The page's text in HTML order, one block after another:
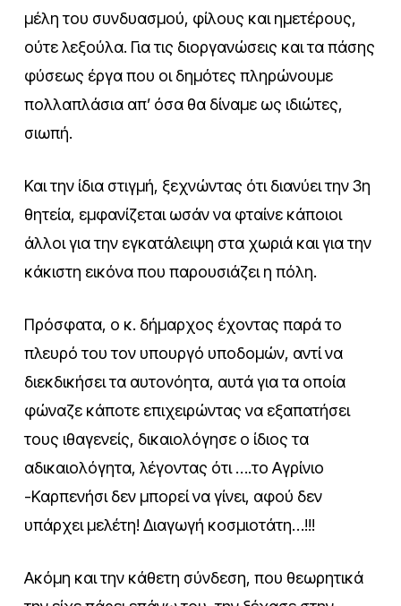
μέλη του συνδυασμού, φίλους και ημετέρους,
ούτε λεξούλα. Για τις διοργανώσεις και τα πάσης
φύσεως έργα που οι δημότες πληρώνουμε
πολλαπλάσια απ’ όσα θα δίναμε ως ιδιώτες,
σιωπή.
Και την ίδια στιγμή, ξεχνώντας ότι διανύει την 3η
θητεία, εμφανίζεται ωσάν να φταίνε κάποιοι
άλλοι για την εγκατάλειψη στα χωριά και για την
κάκιστη εικόνα που παρουσιάζει η πόλη.
Πρόσφατα, ο κ. δήμαρχος έχοντας παρά το
πλευρό του τον υπουργό υποδομών, αντί να
διεκδικήσει τα αυτονόητα, αυτά για τα οποία
φώναζε κάποτε επιχειρώντας να εξαπατήσει
τους ιθαγενείς, δικαιολόγησε ο ίδιος τα
αδικαιολόγητα, λέγοντας ότι ….το Αγρίνιο
-Καρπενήσι δεν μπορεί να γίνει, αφού δεν
υπάρχει μελέτη! Διαγωγή κοσμιοτάτη…!!!
Ακόμη και την κάθετη σύνδεση, που θεωρητικά